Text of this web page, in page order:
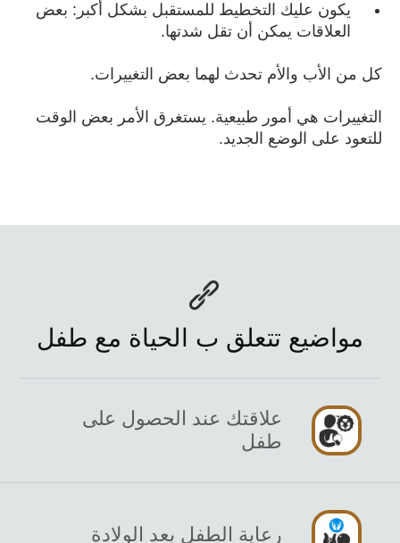
يكون عليك التخطيط للمستقبل بشكل أكبر: بعض
العلاقات يمكن أن تقل شدتها.
كل من الأب والأم تحدث لهما بعض التغييرات.
التغييرات هي أمور طبيعية. يستغرق الأمر بعض الوقت
للتعود على الوضع الجديد.
مواضيع تتعلق ب الحياة مع طفل
علاقتك عند الحصول على
طفل
رعاية الطفل بعد الولادة